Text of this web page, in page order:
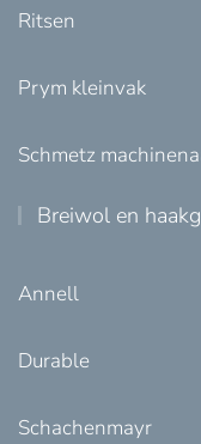
Ritsen
Prym kleinvak
Schmetz
Breiwol en
Annell
Durable
Schachenmayr